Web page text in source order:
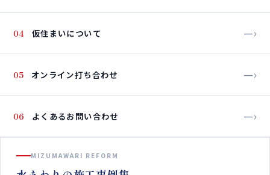
04 仮住まいについて —›
05 オンライン打ち合わせ —›
06 よくあるお問い合わせ —›
MIZUMAWARI REFORM